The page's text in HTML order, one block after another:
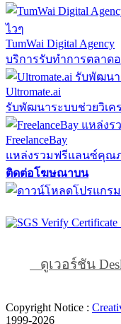
TumWai Digital Agency
บริการรับทำการตลาด
Ultromate.ai
รับพัฒนาระบบช่วยวิเค
FreelanceBay
แหล่งรวมฟรีแลนซ์คุณ
ติดต่อโฆษณาบน
ดูเวอร์ชัน
Copyright Notice :
1999-2026